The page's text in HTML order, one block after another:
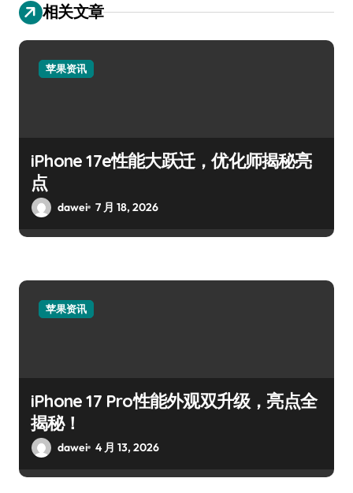
相关文章
苹果资讯
iPhone 17e性能大跃迁，优化师揭秘亮
点
dawei 7 月 18, 2026
苹果资讯
iPhone 17 Pro性能外观双升级，亮点全
揭秘！
dawei 4 月 13, 2026